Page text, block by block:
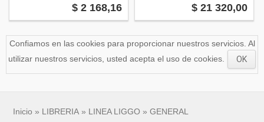
$ 2 168,16 $ 21 320,00
Confiamos en las cookies para proporcionar nuestros servicios. Al
utilizar nuestros servicios, usted acepta el uso de cookies.
OK
Inicio » LIBRERIA » LINEA LIGGO » GENERAL